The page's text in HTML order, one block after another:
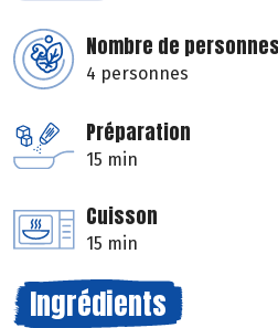
Nombre de personnes
4 personnes
Préparation
15 min
Cuisson
15 min
Ingrédients